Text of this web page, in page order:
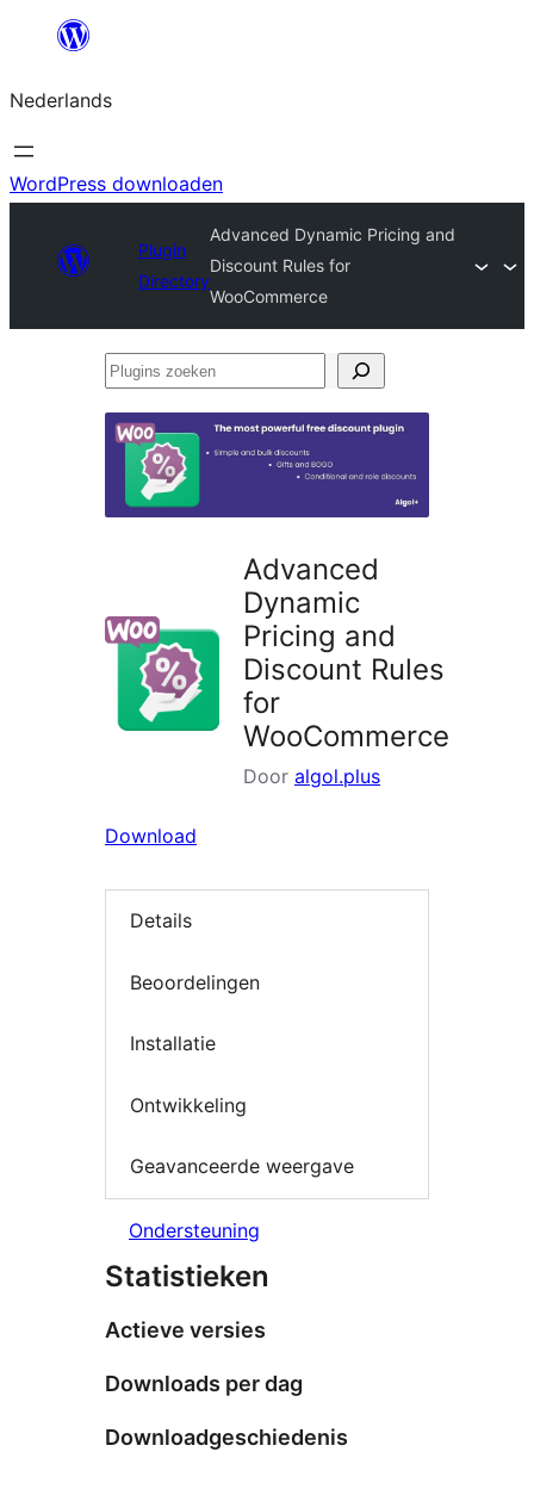
de
inhoud
Nederlands
WordPress downloaden
Plugin
Directory
Advanced Dynamic Pricing and
Discount Rules for
WooCommerce
Plugins
Advanced
Dynamic
Pricing and
Discount Rules
for
WooCommerce
Door algol.plus
Download
Details
Beoordelingen
Installatie
Ontwikkeling
Geavanceerde weergave
Ondersteuning
Statistieken
Actieve versies
Downloads per dag
Downloadgeschiedenis